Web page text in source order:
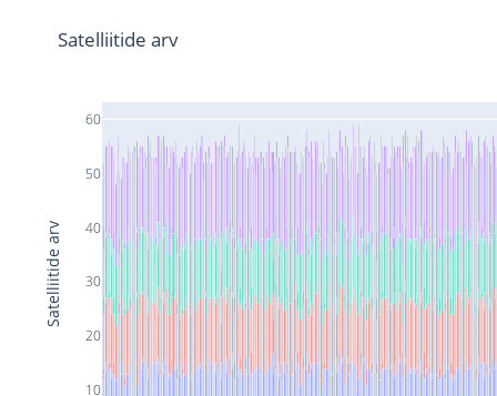
10
20
30
40
50
60
Satelliitide arv
Satelliitide arv